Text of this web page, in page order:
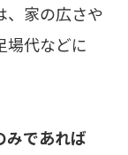
、家の広さや
場代などに
みであれば